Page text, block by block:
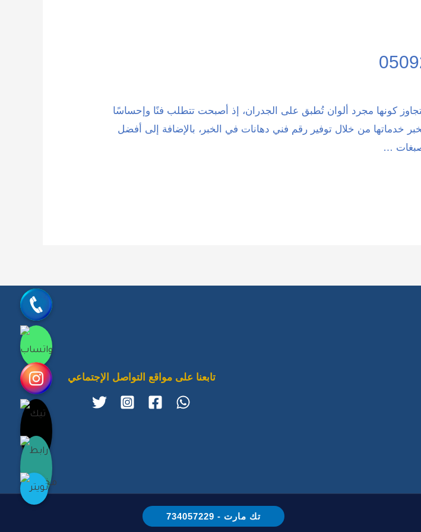
كونها مجرد ألوان تُطبق على الجدران، إذ أصبحت تتطلب فنًا وإحساسًا
خدماتها من خلال توفير رقم فني دهانات في الخبر، بالإضافة إلى أفضل
صبغات …
تابعنا على مواقع التواصل الإجتماعي
تك مارت - 734057229
جوال
واتساب
انستقرام
تيك توك
رابط مخصّص
تويتر